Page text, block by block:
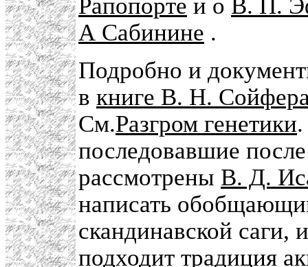
Рапопорте и о В. П.
А Сабинине .
Подробно и
в книге В. Н.
См.Разгром генетики
последовавшие
рассмотрены В. Д.
написать
скандинавской
подходит традиция